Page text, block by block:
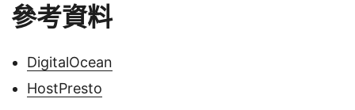
參考資料
DigitalOcean
HostPresto